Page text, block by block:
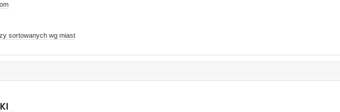
sortowanych wg miast